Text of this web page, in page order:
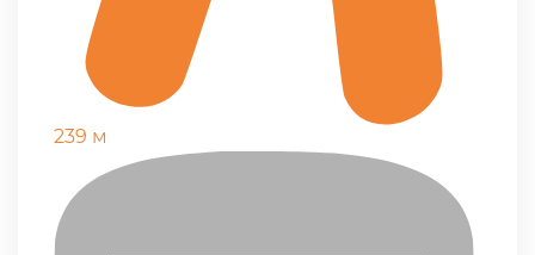
239 м